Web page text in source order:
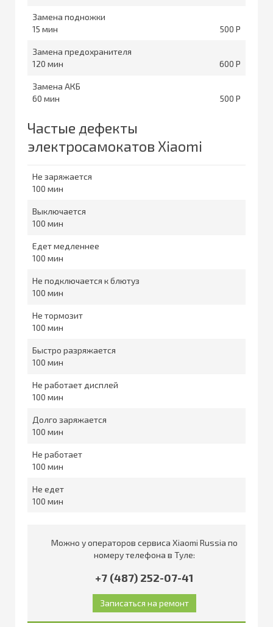
Замена подножки
15
500
Замена предохранителя
120
600
Замена АКБ
60
500
Частые дефекты
электросамокатов Xiaomi
Не заряжается
100
Выключается
100
Едет медленнее
100
Не подключается к блютуз
100
Не тормозит
100
Быстро разряжается
100
Не работает дисплей
100
Долго заряжается
100
Не работает
100
Не едет
100
Можно у операторов сервиса Xiaomi Russia по
номеру телефона в Туле:
+7 (487) 252-07-41